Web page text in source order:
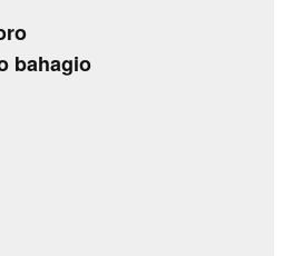
bahagio